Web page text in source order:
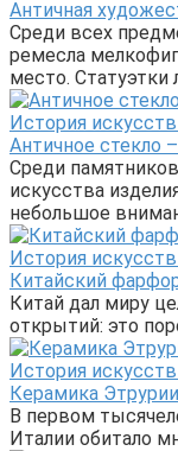
Античная
Среди всех
ремесла
место. Статуэтки
История искусств
Античное стекло
Среди
искусства
небольшое
История искусств
Китайский
Китай дал миру
открытий: это
История искусств
Керамика
В первом
Италии обитало